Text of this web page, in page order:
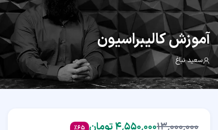
آموزشکالیبراسیون
سعید نباغ
۱۳٬۰۰۰٬۰۰۰۴٬۵۵۰٬۰۰۰ تومان %65